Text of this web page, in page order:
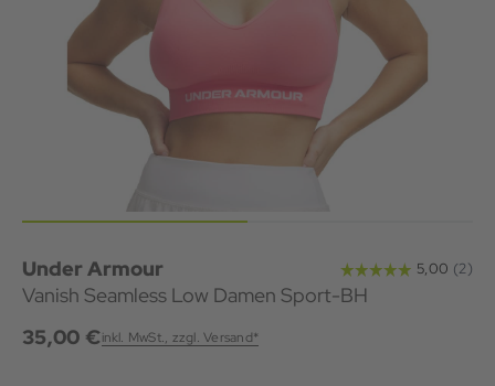
Under Armour
Vanish Seamless Low Damen Sport-BH
35,00 €inkl. MwSt., zzgl. Versand*